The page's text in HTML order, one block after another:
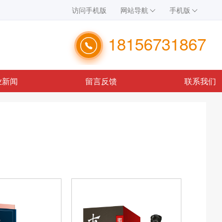
访问手机版 网站导航 手机版
18156731867
闻 留言反馈 联系我们